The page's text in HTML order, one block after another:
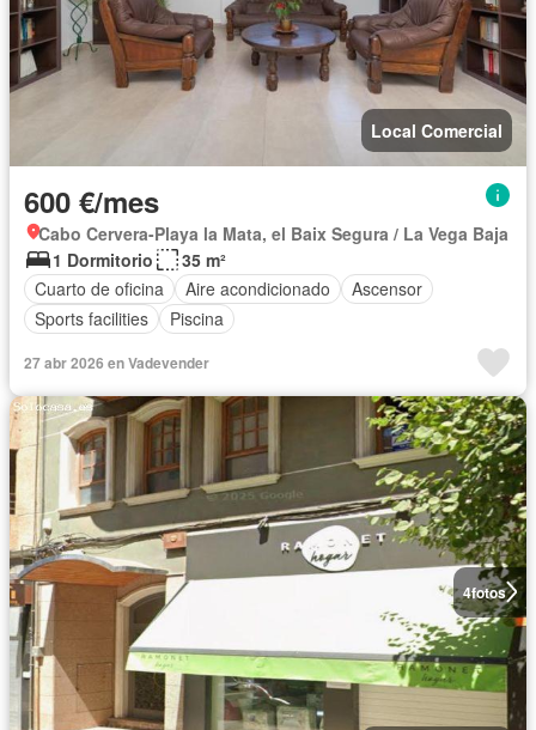
Local Comercial
600 €/mes
Cabo Cervera-Playa la Mata, el Baix Segura / La Vega Baja
1 Dormitorio
35 m²
Cuarto de oficina
Aire acondicionado
Ascensor
Sports facilities
Piscina
27 abr 2026 en Vadevender
4fotos